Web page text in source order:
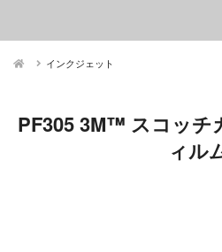
インクジェット
PF305 3M™ スコッ
ィル